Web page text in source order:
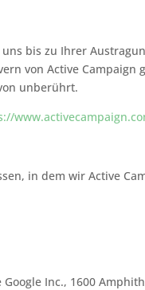
bis zu Ihrer
von Active Campaign
unberührt.
in dem wir Active
Inc., 1600